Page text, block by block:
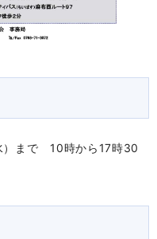
）まで 10時から17時30